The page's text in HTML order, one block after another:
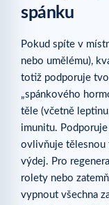
spánku
Pokud spíte v
nebo umělému),
totiž podporuje
„spánkového
těle (včetně
imunitu.
ovlivňuje tělesnou
výdej. Pro
rolety nebo
vypnout všechna